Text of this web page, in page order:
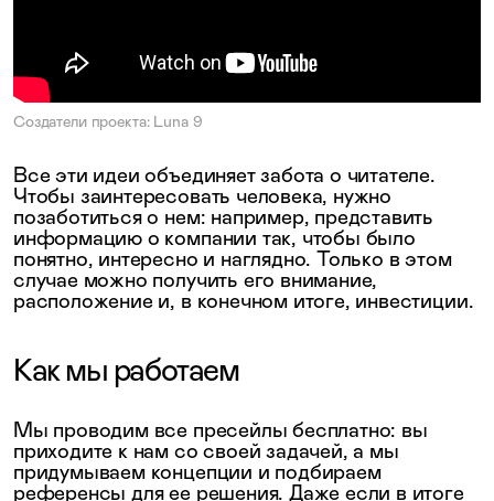
Создатели проекта: Luna 9
Все эти идеи объединяет забота о читателе.
Чтобы заинтересовать человека, нужно
позаботиться о нем: например, представить
информацию о компании так, чтобы было
понятно, интересно и наглядно. Только в этом
случае можно получить его внимание,
расположение и, в конечном итоге, инвестиции.
Как мы работаем
Мы проводим все пресейлы бесплатно: вы
приходите к нам со своей задачей, а мы
придумываем концепции и подбираем
референсы для ее решения. Даже если в итоге